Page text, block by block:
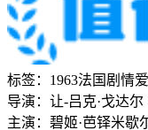
标签： 1963法国 剧情
导演： 让-吕克·戈达尔
主演： 碧姬·芭铎米歇